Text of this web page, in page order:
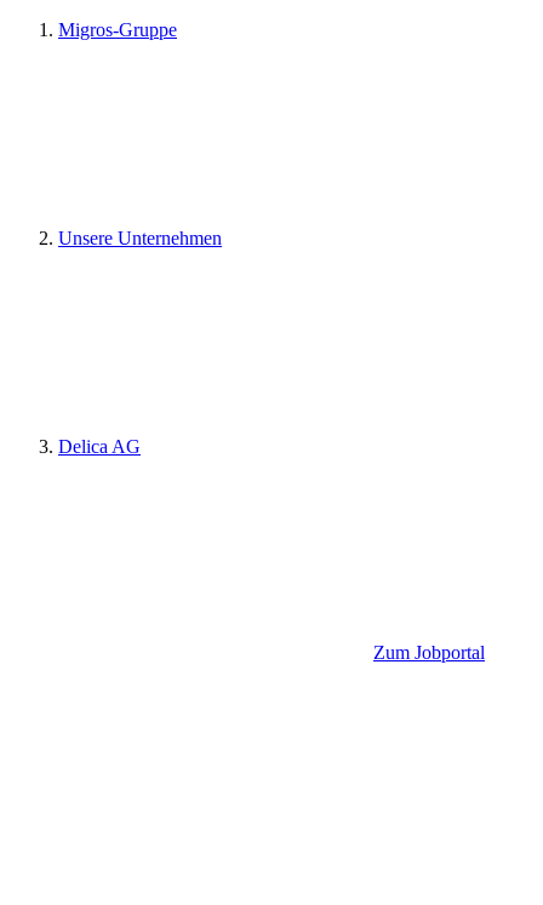
Migros-Gruppe
Unsere Unternehmen
Delica AG
Zum Jobportal